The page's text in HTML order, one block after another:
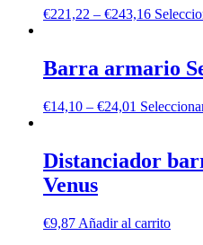
€221,22 – €243,16
Barra armario
€14,10 – €24,01
Distanciador
Venus
€9,87 Añadir al carrito